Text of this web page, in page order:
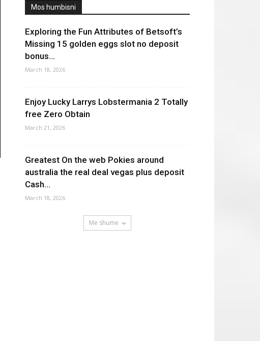
Mos humbisni
Exploring the Fun Attributes of Betsoft’s
Missing 15 golden eggs slot no deposit
bonus...
March 18, 2026
Enjoy Lucky Larrys Lobstermania 2 Totally
free Zero Obtain
March 21, 2026
Greatest On the web Pokies around
australia the real deal vegas plus deposit
Cash...
March 18, 2026
Me shume